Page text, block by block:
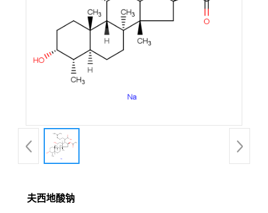
夫西地酸钠